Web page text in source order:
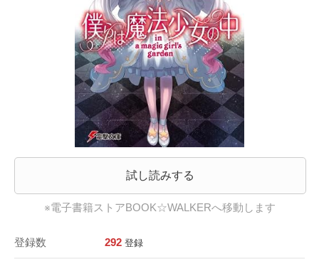
試し読みする
※電子書籍ストアBOOK☆WALKERへ移動します
登録数 292 登録